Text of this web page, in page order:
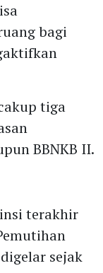
bagi
tiga
BBNKB II.
terakhir
sejak